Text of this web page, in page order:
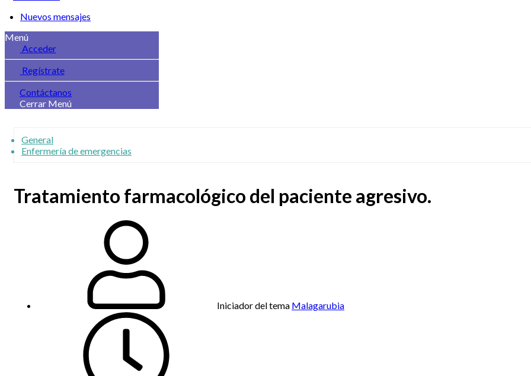
Nuevos mensajes
Menú
Acceder
Regístrate
Contáctanos
Cerrar Menú
General
Enfermería de emergencias
Tratamiento farmacológico del paciente agresivo.
Iniciador del tema Malagarubia